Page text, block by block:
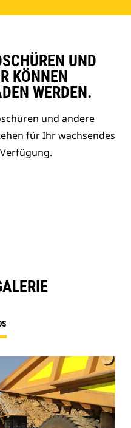
UND
KÖNNEN
WERDEN.
und andere
für Ihr wachsendes